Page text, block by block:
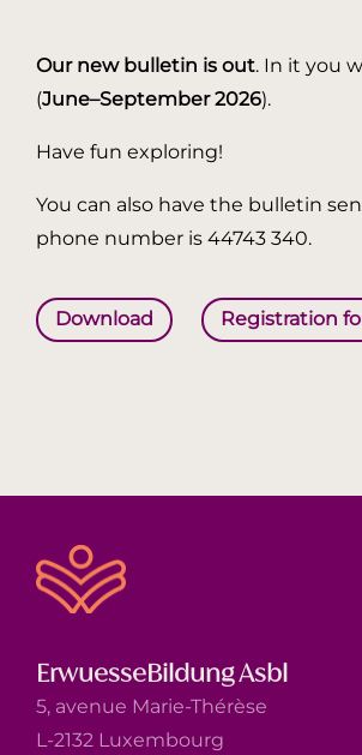
Our new bulletin is out. In it you
(June–September 2026).
Have fun exploring!
You can also have the bulletin
phone number is 44743 340.
Download Registration
ErwuesseBildung Asbl
5, avenue Marie-Thérèse
L-2132 Luxembourg